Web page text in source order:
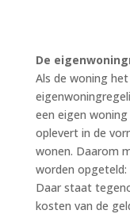
De
Als de woning
een eigen
oplevert in de
wonen. Daarom
worden
Daar staat
kosten van de